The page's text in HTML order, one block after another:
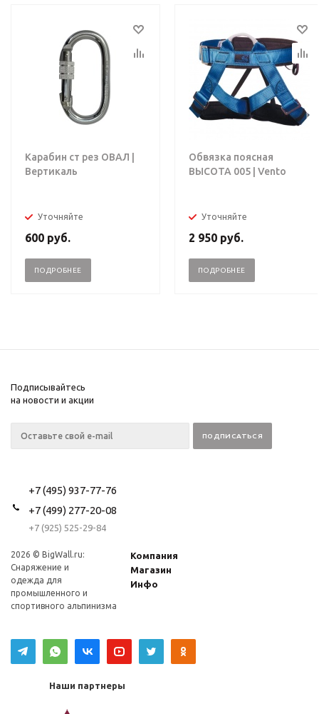
Карабин ст рез ОВАЛ |
Вертикаль
Уточняйте
600 руб.
ПОДРОБНЕЕ
Обвязка поясная
ВЫСОТА 005 | Vento
Уточняйте
2 950 руб.
ПОДРОБНЕЕ
Подписывайтесь
на новости и акции
+7 (495) 937-77-76
+7 (499) 277-20-08
+7 (925) 525-29-84
2026 © BigWall.ru:
Снаряжение и
одежда для
промышленного и
спортивного альпинизма
Компания
Магазин
Инфо
Наши партнеры